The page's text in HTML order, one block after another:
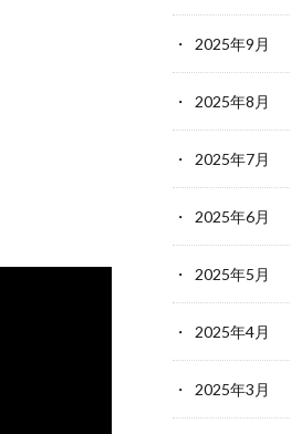
2025年9月
2025年8月
2025年7月
2025年6月
2025年5月
2025年4月
2025年3月